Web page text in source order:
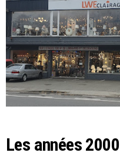
Les années 2000